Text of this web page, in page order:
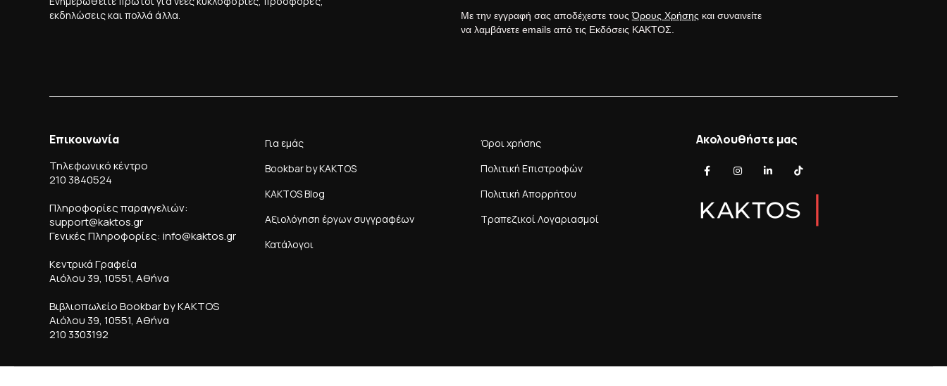
εκδηλώσεις και πολλά άλλα.
Με την εγγραφή σας αποδέχεστε τουςΌρους Χρήσης και συναινείτε
να λαμβάνετε emails από τις Εκδόσεις ΚΑΚΤΟΣ.
Επικοινωνία
Τηλεφωνικό κέντρο
210 3840524
Πληροφορίες παραγγελιών:
support@kaktos.gr
Γενικές Πληροφορίες: info@kaktos.gr
Κεντρικά Γραφεία
Αιόλου 39, 10551, Αθήνα
Βιβλιοπωλείο Bookbar by KAKTOS
Αιόλου 39, 10551, Αθήνα
210 3303192
Για εμάς
Bookbar by KAKTOS
KAKTOS Blog
Αξιολόγηση έργων συγγραφέων
Κατάλογοι
Όροι χρήσης
Πολιτική Επιστροφών
Πολιτική Απορρήτου
Τραπεζικοί Λογαριασμοί
Ακολουθήστε μας